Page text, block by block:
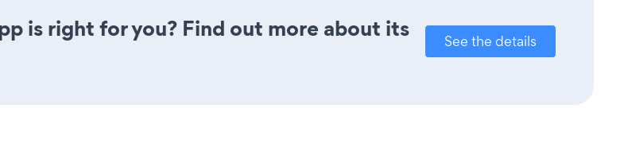
is right for you? Find out more about its
See the details